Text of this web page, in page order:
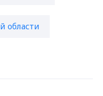
области